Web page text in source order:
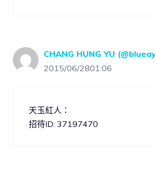
CHANG HUNG YU
2015/06/2801:06
天玉紅人：
招待ID: 37197470